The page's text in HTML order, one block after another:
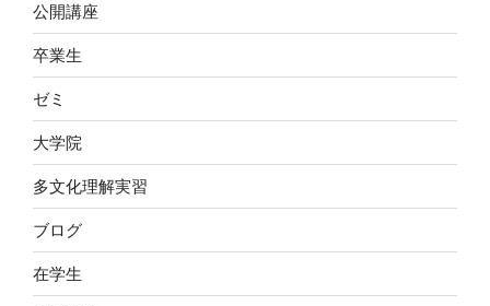
公開講座
卒業生
ゼミ
大学院
多文化理解実習
ブログ
在学生